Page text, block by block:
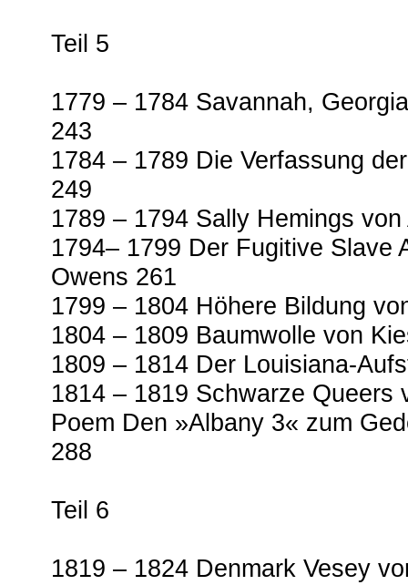
Teil 5
1779 – 1784 Savannah,
243
1784 – 1789 Die Verfassung
249
1789 – 1794 Sally Hemings
1794– 1799 Der Fugitive Slave
Owens 261
1799 – 1804 Höhere Bildung
1804 – 1809 Baumwolle von
1809 – 1814 Der Louisiana-
1814 – 1819 Schwarze Queers
Poem Den »Albany 3« zum
288
Teil 6
1819 – 1824 Denmark Vesey